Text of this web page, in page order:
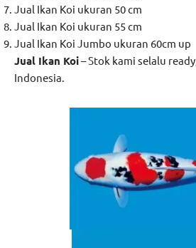
Jual Ikan Koi ukuran 50 cm
Jual Ikan Koi ukuran 55 cm
Jual Ikan Koi Jumbo ukuran 60cm up
Jual Ikan Koi– Stok kami selalu
Indonesia.